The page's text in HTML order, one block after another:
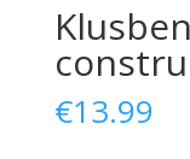
€13.99